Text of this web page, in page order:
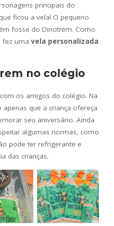
principais do
ficou a vela! O pequeno
fosse do Dinotrem. Como
fez uma vela personalizada
no colégio
os amigos do colégio. Na
que a criança ofereça
seu aniversário. Ainda
algumas normas, como
pode ter refrigerante e
das crianças.